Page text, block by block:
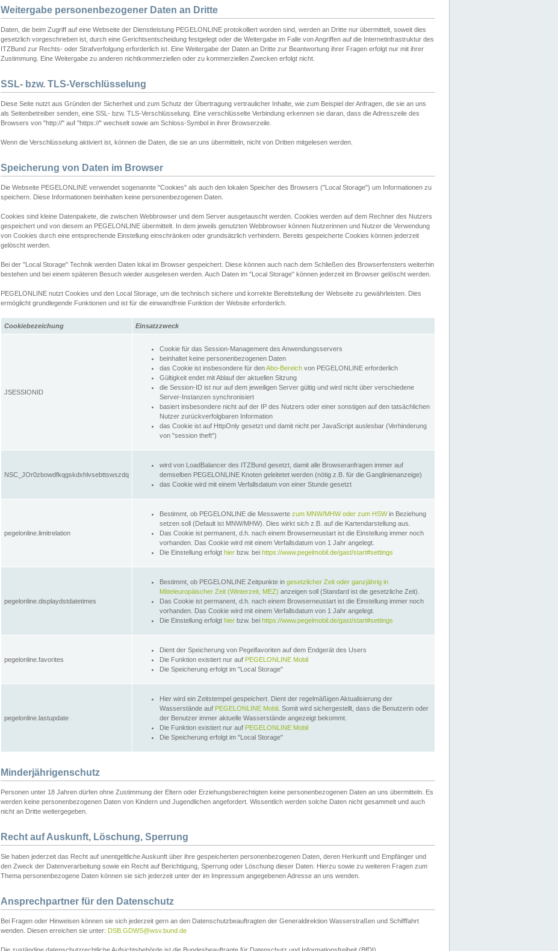
Weitergabe personenbezogener Daten an Dritte
Daten, die beim Zugriff auf eine Webseite der Dienstleistung PEGELONLINE protokolliert worden sind, werden an Dritte nur übermittelt, soweit dies
gesetzlich vorgeschrieben ist, durch eine Gerichtsentscheidung festgelegt oder die Weitergabe im Falle von Angriffen auf die Internetinfrastruktur des
ITZBund zur Rechts- oder Strafverfolgung erforderlich ist. Eine Weitergabe der Daten an Dritte zur Beantwortung ihrer Fragen erfolgt nur mit ihrer
Zustimmung. Eine Weitergabe zu anderen nichtkommerziellen oder zu kommerziellen Zwecken erfolgt nicht.
SSL- bzw. TLS-Verschlüsselung
Diese Seite nutzt aus Gründen der Sicherheit und zum Schutz der Übertragung vertraulicher Inhalte, wie zum Beispiel der Anfragen, die sie an uns
als Seitenbetreiber senden, eine SSL- bzw. TLS-Verschlüsselung. Eine verschlüsselte Verbindung erkennen sie daran, dass die Adresszeile des
Browsers von "http://" auf "https://" wechselt sowie am Schloss-Symbol in ihrer Browserzeile.
Wenn die Verschlüsselung aktiviert ist, können die Daten, die sie an uns übermitteln, nicht von Dritten mitgelesen werden.
Speicherung von Daten im Browser
Die Webseite PEGELONLINE verwendet sogenannte "Cookies" als auch den lokalen Speicher des Browsers ("Local Storage") um Informationen zu
speichern. Diese Informationen beinhalten keine personenbezogenen Daten.
Cookies sind kleine Datenpakete, die zwischen Webbrowser und dem Server ausgetauscht werden. Cookies werden auf dem Rechner des Nutzers
gespeichert und von diesem an PEGELONLINE übermittelt. In dem jeweils genutzten Webbrowser können Nutzerinnen und Nutzer die Verwendung
von Cookies durch eine entsprechende Einstellung einschränken oder grundsätzlich verhindern. Bereits gespeicherte Cookies können jederzeit
gelöscht werden.
Bei der "Local Storage" Technik werden Daten lokal im Browser gespeichert. Diese können auch nach dem Schließen des Browserfensters weiterhin
bestehen und bei einem späteren Besuch wieder ausgelesen werden. Auch Daten im "Local Storage" können jederzeit im Browser gelöscht werden.
PEGELONLINE nutzt Cookies und den Local Storage, um die technisch sichere und korrekte Bereitstellung der Webseite zu gewährleisten. Dies
ermöglicht grundlegende Funktionen und ist für die einwandfreie Funktion der Website erforderlich.
Cookiebezeichung Einsatzzweck
JSESSIONID
Cookie für das Session-Management des Anwendungsservers
beinhaltet keine personenbezogenen Daten
das Cookie ist insbesondere für denAbo-Bereich von PEGELONLINE erforderlich
Gültigkeit endet mit Ablauf der aktuellen Sitzung
die Session-ID ist nur auf dem jeweiligen Server gültig und wird nicht über verschiedene
Server-Instanzen synchronisiert
basiert insbesondere nicht auf der IP des Nutzers oder einer sonstigen auf den tatsächlichen
Nutzer zurückverfolgbaren Information
das Cookie ist auf HttpOnly gesetzt und damit nicht per JavaScript auslesbar (Verhinderung
von "session theft")
NSC_JOr0zbowdfkqgskdxhlvsebttswszdq
wird von LoadBalancer des ITZBund gesetzt, damit alle Browseranfragen immer auf
demselben PEGELONLINE Knoten geleitetet werden (nötig z.B. für die Ganglinienanzeige)
das Cookie wird mit einem Verfallsdatum von einer Stunde gesetzt
pegelonline.limitrelation
Bestimmt, ob PEGELONLINE die Messwerte zum MNW/MHW oder zum HSWin Beziehung
setzen soll (Default ist MNW/MHW). Dies wirkt sich z.B. auf die Kartendarstellung aus.
Das Cookie ist permanent, d.h. nach einem Browserneustart ist die Einstellung immer noch
vorhanden. Das Cookie wird mit einem Verfallsdatum von 1 Jahr angelegt.
Die Einstellung erfolgt hier bzw. bei https://www.pegelmobil.de/gast/start#settings
pegelonline.displaydstdatetimes
Bestimmt, ob PEGELONLINE Zeitpunkte in gesetzlicher Zeit oder ganzjährig in
Mitteleuropäischer Zeit (Winterzeit, MEZ) anzeigen soll (Standard ist die gesetzliche Zeit).
Das Cookie ist permanent, d.h. nach einem Browserneustart ist die Einstellung immer noch
vorhanden. Das Cookie wird mit einem Verfallsdatum von 1 Jahr angelegt.
Die Einstellung erfolgt hier bzw. bei https://www.pegelmobil.de/gast/start#settings
pegelonline.favorites
Dient der Speicherung von Pegelfavoriten auf dem Endgerät des Users
Die Funktion existiert nur auf PEGELONLINE Mobil
Die Speicherung erfolgt im "Local Storage"
pegelonline.lastupdate
Hier wird ein Zeitstempel gespeichert. Dient der regelmäßigen Aktualisierung der
Wasserstände auf PEGELONLINE Mobil . Somit wird sichergestellt, dass die Benutzerin oder
der Benutzer immer aktuelle Wasserstände angezeigt bekommt.
Die Funktion existiert nur auf PEGELONLINE Mobil
Die Speicherung erfolgt im "Local Storage"
Minderjährigenschutz
Personen unter 18 Jahren dürfen ohne Zustimmung der Eltern oder Erziehungsberechtigten keine personenbezogenen Daten an uns übermitteln. Es
werden keine personenbezogenen Daten von Kindern und Jugendlichen angefordert. Wissentlich werden solche Daten nicht gesammelt und auch
nicht an Dritte weitergegeben.
Recht auf Auskunft, Löschung, Sperrung
Sie haben jederzeit das Recht auf unentgeltliche Auskunft über ihre gespeicherten personenbezogenen Daten, deren Herkunft und Empfänger und
den Zweck der Datenverarbeitung sowie ein Recht auf Berichtigung, Sperrung oder Löschung dieser Daten. Hierzu sowie zu weiteren Fragen zum
Thema personenbezogene Daten können sie sich jederzeit unter der im Impressum angegebenen Adresse an uns wenden.
Ansprechpartner für den Datenschutz
Bei Fragen oder Hinweisen können sie sich jederzeit gern an den Datenschutzbeauftragten der Generaldirektion Wasserstraßen und Schifffahrt
wenden. Diesen erreichen sie unter: DSB.GDWS@wsv.bund.de